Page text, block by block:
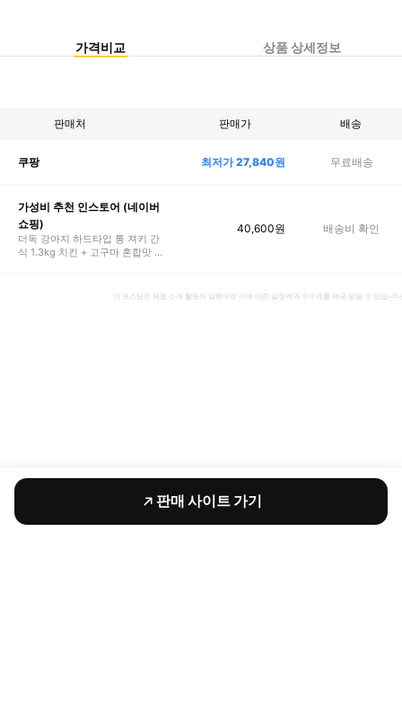
가격비교 상품 상세정보
판매처 판매가 배송
쿠팡 최저가27,840원 무료배송
가성비 추천 인스토어 (네이버
쇼핑)
더독 강아지 하드타입 통 져키 간
식 1.3kg 치킨 + 고구마 혼합맛 1
40,600원 배송비 확인
이 포스팅은 제품 소개 활동의 일환으로 이에 따른 일정액의 수수료를 제공 받을 수 있습니다
판매 사이트 가기